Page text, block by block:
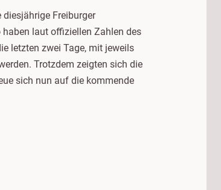
Freiburger
haben laut offiziellen Zahlen des
letzten zwei Tage, mit jeweils
Trotzdem zeigten sich die
sich nun auf die kommende